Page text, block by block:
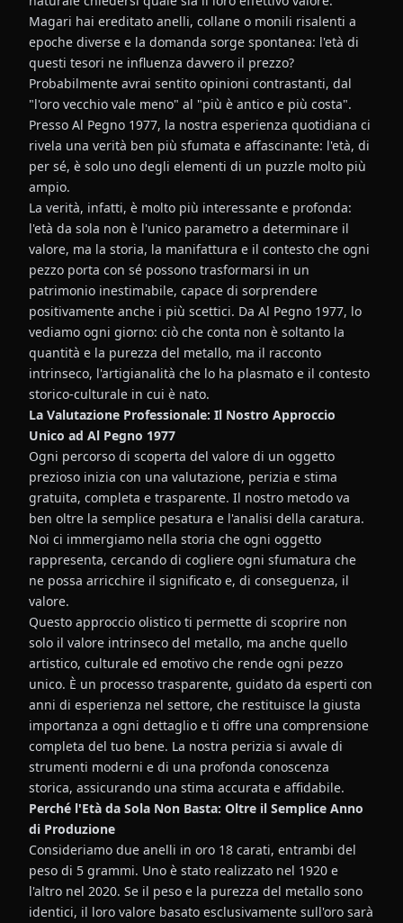
Magari hai ereditato anelli, collane o monili risalenti a
epoche diverse e la domanda sorge spontanea: l'età di
questi tesori ne influenza davvero il prezzo?
Probabilmente avrai sentito opinioni contrastanti, dal
"l'oro vecchio vale meno" al "più è antico e più costa".
Presso Al Pegno 1977, la nostra esperienza quotidiana ci
rivela una verità ben più sfumata e affascinante: l'età, di
per sé, è solo uno degli elementi di un puzzle molto più
ampio.
La verità, infatti, è molto più interessante e profonda:
l'età da sola non è l'unico parametro a determinare il
valore, ma la storia, la manifattura e il contesto che ogni
pezzo porta con sé possono trasformarsi in un
patrimonio inestimabile, capace di sorprendere
positivamente anche i più scettici. Da Al Pegno 1977, lo
vediamo ogni giorno: ciò che conta non è soltanto la
quantità e la purezza del metallo, ma il racconto
intrinseco, l'artigianalità che lo ha plasmato e il contesto
storico-culturale in cui è nato.
La Valutazione Professionale: Il Nostro Approccio
Unico ad Al Pegno 1977
Ogni percorso di scoperta del valore di un oggetto
prezioso inizia con una valutazione, perizia e stima
gratuita, completa e trasparente. Il nostro metodo va
ben oltre la semplice pesatura e l'analisi della caratura.
Noi ci immergiamo nella storia che ogni oggetto
rappresenta, cercando di cogliere ogni sfumatura che
ne possa arricchire il significato e, di conseguenza, il
valore.
Questo approccio olistico ti permette di scoprire non
solo il valore intrinseco del metallo, ma anche quello
artistico, culturale ed emotivo che rende ogni pezzo
unico. È un processo trasparente, guidato da esperti con
anni di esperienza nel settore, che restituisce la giusta
importanza a ogni dettaglio e ti offre una comprensione
completa del tuo bene. La nostra perizia si avvale di
strumenti moderni e di una profonda conoscenza
storica, assicurando una stima accurata e affidabile.
Perché l'Età da Sola Non Basta: Oltre il Semplice Anno
di Produzione
Consideriamo due anelli in oro 18 carati, entrambi del
peso di 5 grammi. Uno è stato realizzato nel 1920 e
l'altro nel 2020. Se il peso e la purezza del metallo sono
identici, il loro valore basato esclusivamente sull'oro sarà